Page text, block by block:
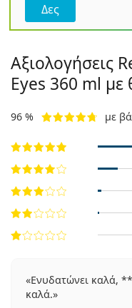
Δες
Αξιολογήσεις
Eyes 360 ml με
96 % με
Ενυδατώνει καλά,
καλά.